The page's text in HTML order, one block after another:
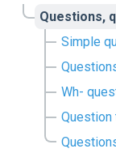
Questions,
Simple
Wh-
Question